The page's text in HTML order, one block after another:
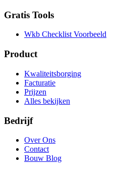
Gratis Tools
Wkb Checklist Voorbeeld
Product
Kwaliteitsborging
Facturatie
Prijzen
Alles bekijken
Bedrijf
Over Ons
Contact
Bouw Blog